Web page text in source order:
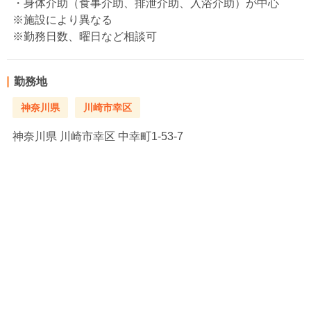
・身体介助（食事介助、排泄介助、入浴介助）が中心
※施設により異なる
※勤務日数、曜日など相談可
勤務地
神奈川県 川崎市幸区
神奈川県 川崎市幸区 中幸町1-53-7